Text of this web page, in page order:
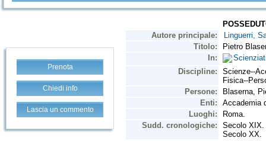
Prenota
Chiedi info
Lascia un commento